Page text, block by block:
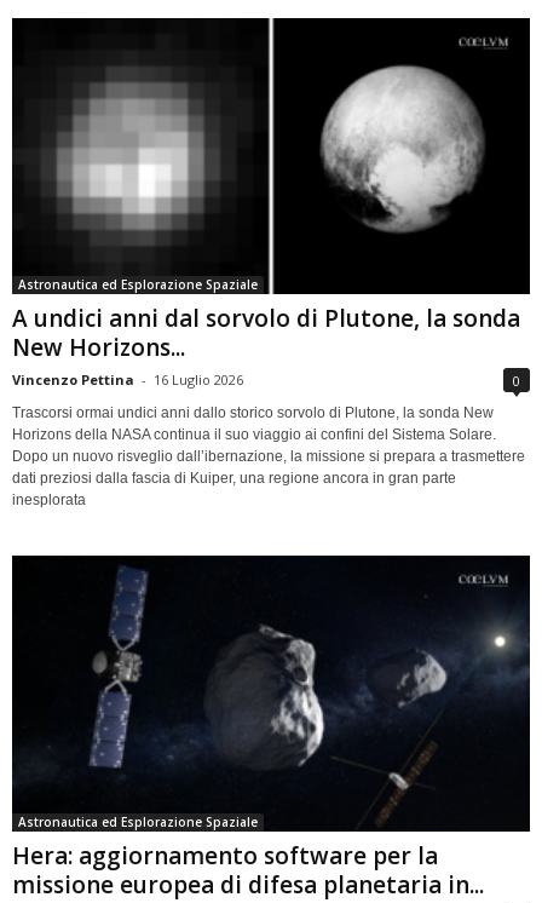
Astronautica ed Esplorazione Spaziale
A undici anni dal sorvolo di Plutone, la sonda
New Horizons...
Vincenzo Pettina - 16 Luglio 2026 0
Trascorsi ormai undici anni dallo storico sorvolo di Plutone, la sonda New
Horizons della NASA continua il suo viaggio ai confini del Sistema Solare.
Dopo un nuovo risveglio dall’ibernazione, la missione si prepara a trasmettere
dati preziosi dalla fascia di Kuiper, una regione ancora in gran parte
inesplorata
Astronautica ed Esplorazione Spaziale
Hera: aggiornamento software per la
missione europea di difesa planetaria in...